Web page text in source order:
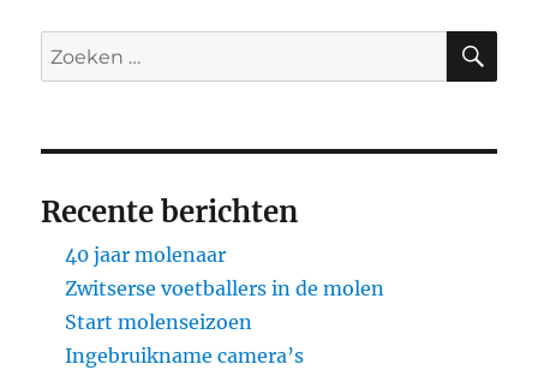
Zoeken
naar:
Recente berichten
40 jaar molenaar
Zwitserse voetballers in de molen
Start molenseizoen
Ingebruikname camera’s